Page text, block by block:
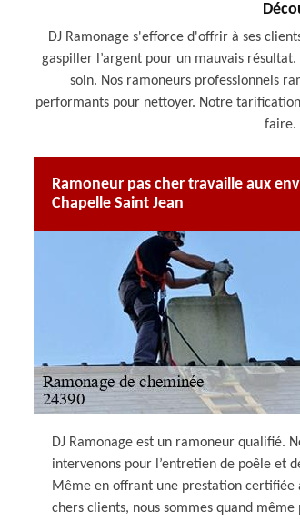
DJ Ramonage s'efforce d'offrir à ses
gaspiller l’argent pour un mauvais
soin. Nos ramoneurs professionnels
performants pour nettoyer. Notre
faire.
Ramoneur pas cher travaille aux
Chapelle Saint Jean
DJ Ramonage est un ramoneur qualifié.
intervenons pour l’entretien de poêle et
Même en offrant une prestation certifiée
chers clients, nous sommes quand même